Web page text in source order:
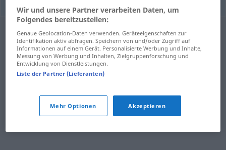
Wir und unsere Partner verarbeiten Daten, um
Folgendes bereitzustellen:
Genaue Geolocation-Daten verwenden. Geräteeigenschaften zur
Identifikation aktiv abfragen. Speichern von und/oder Zugriff auf
Informationen auf einem Gerät. Personalisierte Werbung und Inhalte,
Messung von Werbung und Inhalten, Zielgruppenforschung und
Entwicklung von Dienstleistungen.
Liste der Partner (Lieferanten)
Mehr Optionen Akzeptieren